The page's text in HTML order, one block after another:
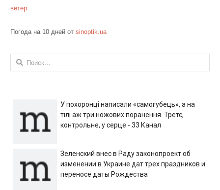
ветер:
Погода на 10 дней от sinoptik.ua
Найти:
У похоронці написали «самогубець», а на
тілі аж три ножових поранення. Третє,
контрольне, у серце - 33 Канал
Зеленский внес в Раду законопроект об
изменении в Украине дат трех праздников и
переносе даты Рождества